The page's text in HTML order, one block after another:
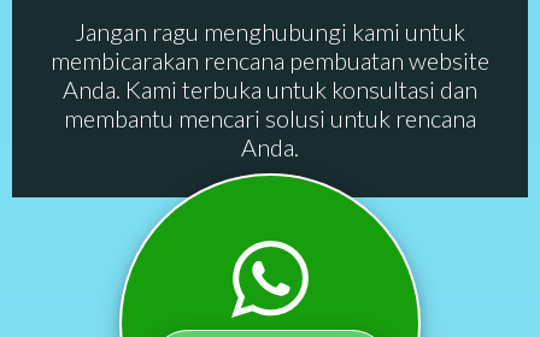
Jangan ragu menghubungi kami untuk
membicarakan rencana pembuatan website
Anda. Kami terbuka untuk konsultasi dan
membantu mencari solusi untuk rencana
Anda.